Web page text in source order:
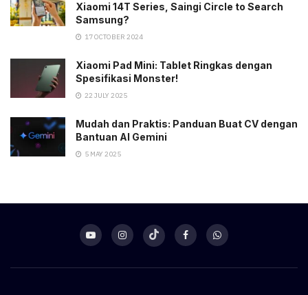
Xiaomi 14T Series, Saingi Circle to Search
Samsung?
17 OCTOBER 2024
Xiaomi Pad Mini: Tablet Ringkas dengan
Spesifikasi Monster!
22 JULY 2025
Mudah dan Praktis: Panduan Buat CV dengan
Bantuan AI Gemini
5 MAY 2025